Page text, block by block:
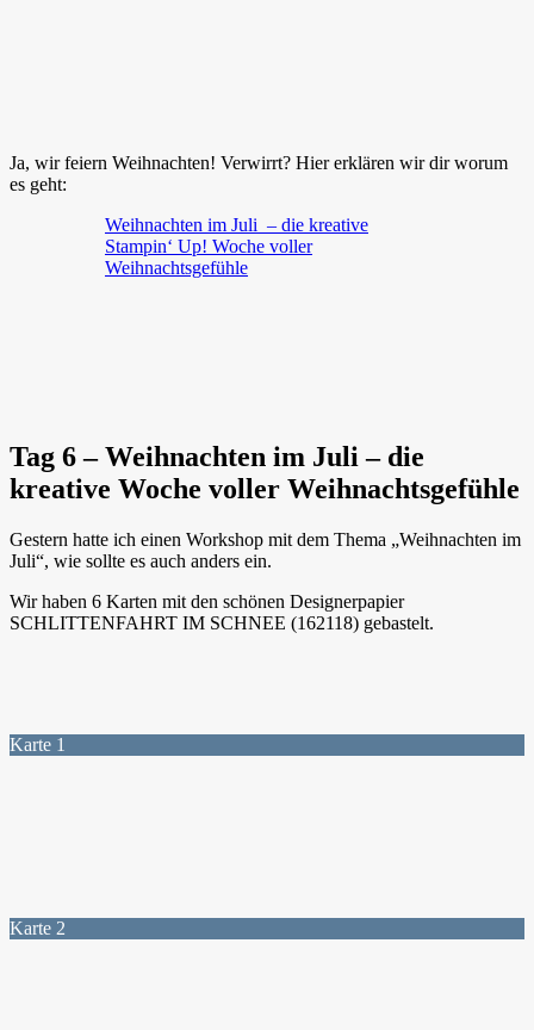
Ja, wir feiern Weihnachten! Verwirrt? Hier erklären wir dir worum
es geht:
Weihnachten im Juli – die kreative
Stampin‘ Up! Woche voller
Weihnachtsgefühle
Tag 6 – Weihnachten im Juli – die
kreative Woche voller Weihnachtsgefühle
Gestern hatte ich einen Workshop mit dem Thema „Weihnachten im
Juli“, wie sollte es auch anders ein.
Wir haben 6 Karten mit den schönen Designerpapier
SCHLITTENFAHRT IM SCHNEE (162118) gebastelt.
Karte 1
Karte 2